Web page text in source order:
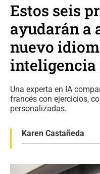
Estos seis
ayudarán a
nuevo
Una experta en IA
francés con ejercicios,
personalizadas.
Karen Castañeda